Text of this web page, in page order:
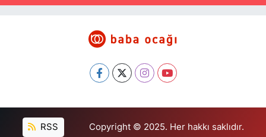
RSS Copyright © 2025. Her hakkı saklıdır.